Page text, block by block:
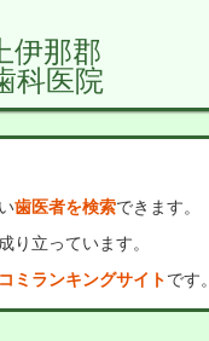
伊那郡
科医院
歯医者を検索できます。
り立っています。
ミランキングサイトです。